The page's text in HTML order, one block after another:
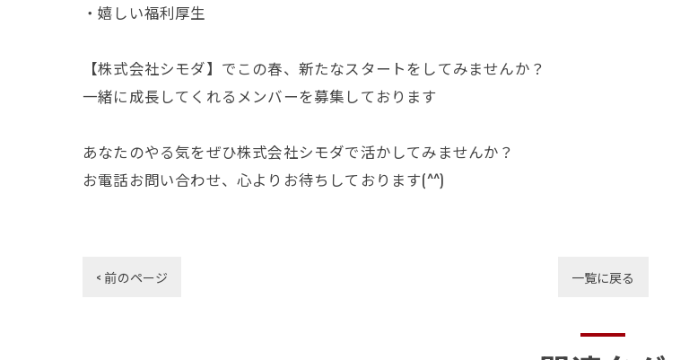
・嬉しい福利厚生
【株式会社シモダ】でこの春、新たなスタートをしてみませんか？
一緒に成長してくれるメンバーを募集しております
あなたのやる気をぜひ株式会社シモダで活かしてみませんか？
お電話お問い合わせ、心よりお待ちしております(^^)
< 前のページ 一覧に戻る